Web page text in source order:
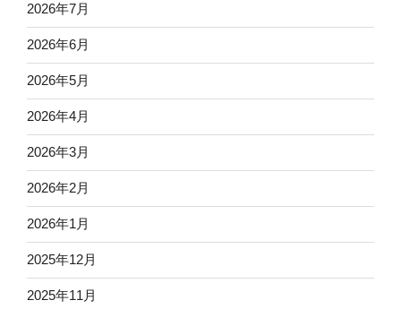
2026年7月
2026年6月
2026年5月
2026年4月
2026年3月
2026年2月
2026年1月
2025年12月
2025年11月